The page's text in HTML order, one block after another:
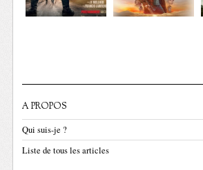
A PROPOS
Qui suis-je ?
Liste de tous les articles